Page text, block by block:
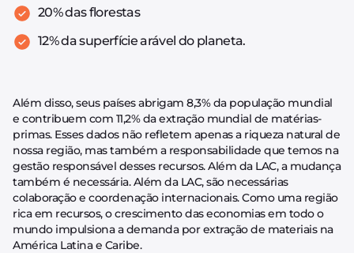
20% das florestas
12% da superfície arável do planeta.
Além disso, seus países abrigam 8,3% da população mundial
e contribuem com 11,2% da extração mundial de matérias-
primas. Esses dados não refletem apenas a riqueza natural de
nossa região, mas também a responsabilidade que temos na
gestão responsável desses recursos. Além da LAC, a mudança
também é necessária. Além da LAC, são necessárias
colaboração e coordenação internacionais. Como uma região
rica em recursos, o crescimento das economias em todo o
mundo impulsiona a demanda por extração de materiais na
América Latina e Caribe.